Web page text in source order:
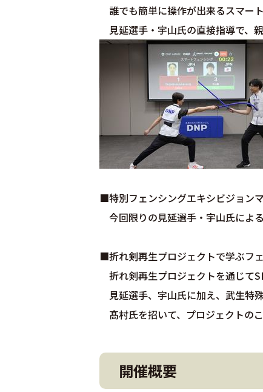
誰でも簡単に操作が出来るスマー
見延選手・宇山氏の直接指導で、
■特別フェンシングエキシビジョン
今回限りの見延選手・宇山氏によ
■折れ剣再生プロジェクトで学ぶフ
折れ剣再生プロジェクトを通じて
見延選手、宇山氏に加え、武生
髙村氏を招いて、プロジェクトの
開催概要